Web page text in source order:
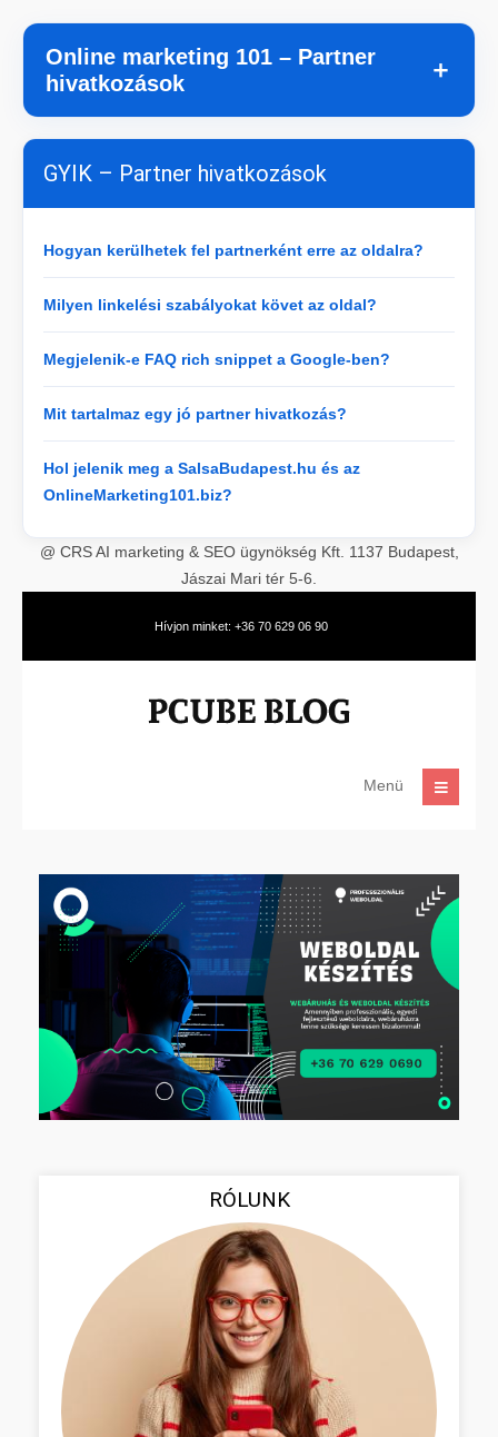
Online marketing 101 – Partner
hivatkozások
＋
GYIK – Partner hivatkozások
Hogyan kerülhetek fel partnerként erre az oldalra?
Milyen linkelési szabályokat követ az oldal?
Megjelenik-e FAQ rich snippet a Google-ben?
Mit tartalmaz egy jó partner hivatkozás?
Hol jelenik meg a SalsaBudapest.hu és az
OnlineMarketing101.biz?
@ CRS AI marketing & SEO ügynökség Kft. 1137 Budapest,
Jászai Mari tér 5-6.
Hívjon minket: +36 70 629 06 90
Menü
RÓLUNK